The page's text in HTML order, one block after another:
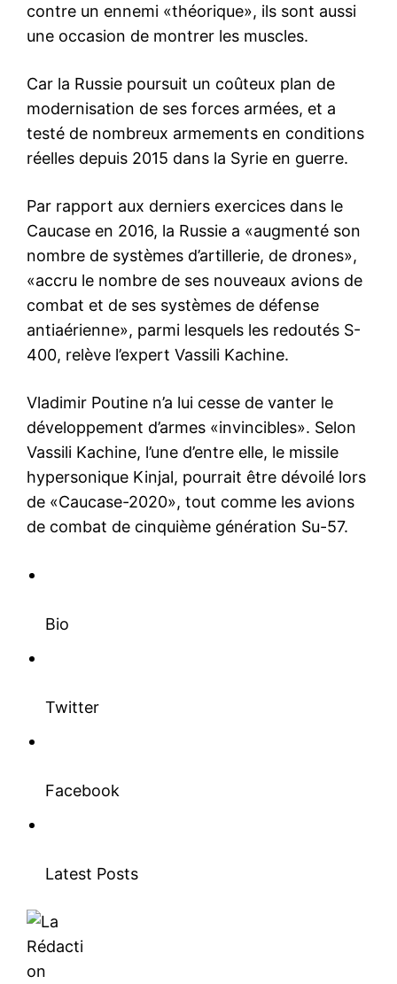
contre un ennemi «théorique», ils sont aussi
une occasion de montrer les muscles.
Car la Russie poursuit un coûteux plan de
modernisation de ses forces armées, et a
testé de nombreux armements en conditions
réelles depuis 2015 dans la Syrie en guerre.
Par rapport aux derniers exercices dans le
Caucase en 2016, la Russie a «augmenté son
nombre de systèmes d’artillerie, de drones»,
«accru le nombre de ses nouveaux avions de
combat et de ses systèmes de défense
antiaérienne», parmi lesquels les redoutés S-
400, relève l’expert Vassili Kachine.
Vladimir Poutine n’a lui cesse de vanter le
développement d’armes «invincibles». Selon
Vassili Kachine, l’une d’entre elle, le missile
hypersonique Kinjal, pourrait être dévoilé lors
de «Caucase-2020», tout comme les avions
de combat de cinquième génération Su-57.
Bio
Twitter
Facebook
Latest Posts